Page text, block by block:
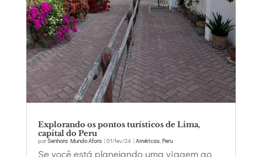
Explorando os pontos turísticos de Lima,
capital do Peru
porSenhora Mundo Afora| 01/fev/24| Américas, Peru
Se você está planejando uma viagem ao